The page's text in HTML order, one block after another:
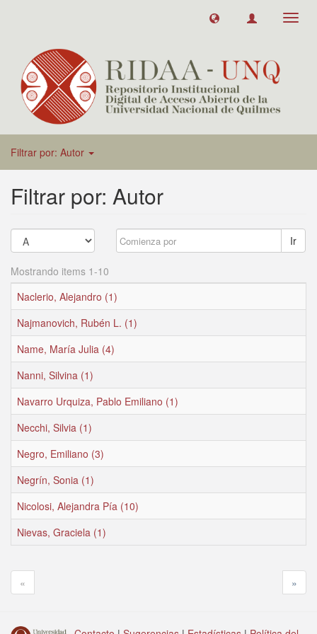
Filtrar por: Autor
Filtrar por: Autor
Ir
Mostrando items 1-10
Naclerio, Alejandro (1)
Najmanovich, Rubén L. (1)
Name, María Julia (4)
Nanni, Silvina (1)
Navarro Urquiza, Pablo Emiliano (1)
Necchi, Silvia (1)
Negro, Emiliano (3)
Negrín, Sonia (1)
Nicolosi, Alejandra Pía (10)
Nievas, Graciela (1)
« »